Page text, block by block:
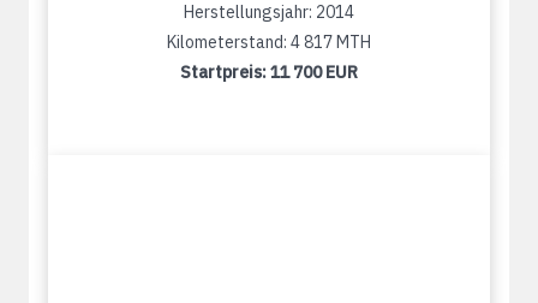
Herstellungsjahr: 2014
Kilometerstand: 4 817 MTH
Startpreis:11 700 EUR